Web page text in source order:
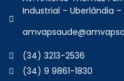
Industrial – Uberlândia –
(34) 3213-2536
(34) 9 9861-1830